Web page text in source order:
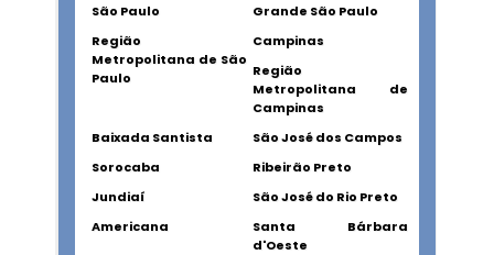
São Paulo
Grande São Paulo
Região
Metropolitana de São
Paulo
Campinas
Região
Metropolitana de
Campinas
Baixada Santista
São José dos Campos
Sorocaba
Ribeirão Preto
Jundiaí
São José do Rio Preto
Americana
Santa Bárbara
d'Oeste